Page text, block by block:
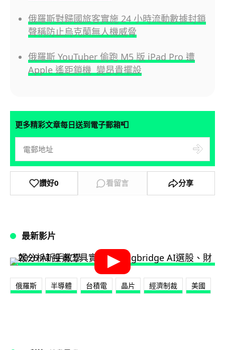
俄羅斯對歸國旅客實施 24 小時流動數據封鎖
聲稱防止烏克蘭無人機威脅
俄羅斯 YouTuber 偷跑 M5 版 iPad Pro 遭
Apple 遙距鎖機 變昂貴擺設
更多精彩文章每日送到電子郵箱📮
讚好0 看留言 分享
最新影片
俄羅斯 半導體 台積電 晶片 經濟制裁 美國